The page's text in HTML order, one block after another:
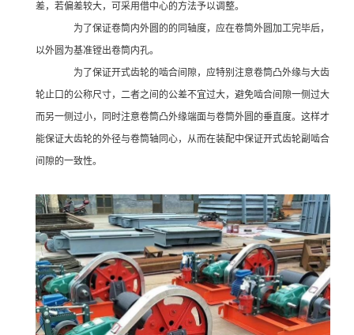
差，若偏差较大，可采用借中心的方法予以调整。
为了保证卷筒内外圆的的同轴度，应在卷筒外圆加工完毕后，
以外圆为基准镗出卷筒内孔。
为了保证开式齿轮的啮合间隙，应特别注意卷筒凸外缘与大齿
轮止口的公称尺寸，二者之间的公差不宜过大，避免啮合间隙一侧过大
而另一侧过小，同时注意卷筒凸外缘端面与卷筒外圆的垂直度。这样才
能保证大齿轮的外径与卷筒轴同心，从而在装配中保证开式齿轮副啮合
间隙的一致性。